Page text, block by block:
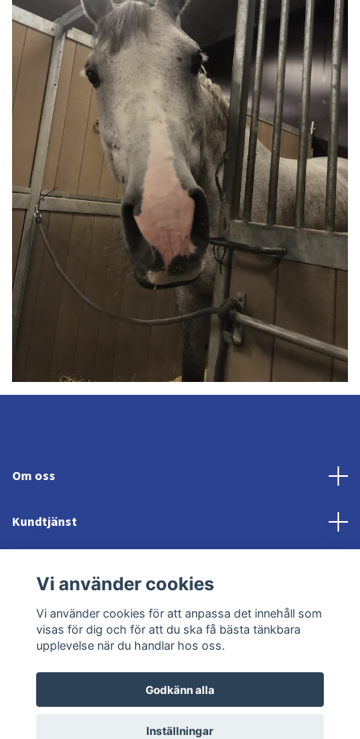
Om oss
Kundtjänst
Sociala medier
© 2026 Jonröds EquishopPowered by Quickbutik
Vi använder cookies
Vi använder cookies för att anpassa det innehåll som
visas för dig och för att du ska få bästa tänkbara
upplevelse när du handlar hos oss.
Godkänn alla
Inställningar